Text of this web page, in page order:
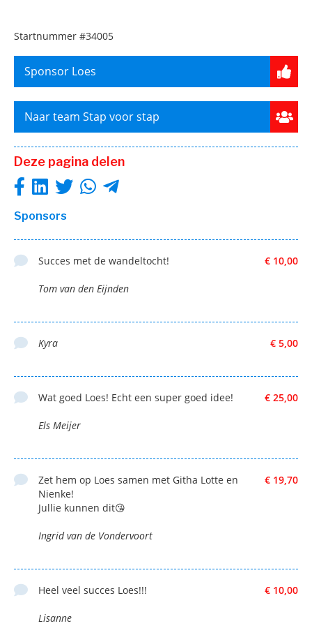
Startnummer #34005
Sponsor Loes
Naar team Stap voor stap
Deze pagina delen
Sponsors
€ 10,00
Succes met de wandeltocht!
Tom van den Eijnden
€ 5,00
Kyra
€ 25,00
Wat goed Loes! Echt een super goed idee!
Els Meijer
€ 19,70
Zet hem op Loes samen met Githa Lotte en
Nienke!
Jullie kunnen dit😘
Ingrid van de Vondervoort
€ 10,00
Heel veel succes Loes!!!
Lisanne